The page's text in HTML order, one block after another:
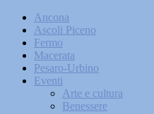
Ancona
Ascoli Piceno
Fermo
Macerata
Pesaro-Urbino
Eventi
Arte e cultura
Benessere